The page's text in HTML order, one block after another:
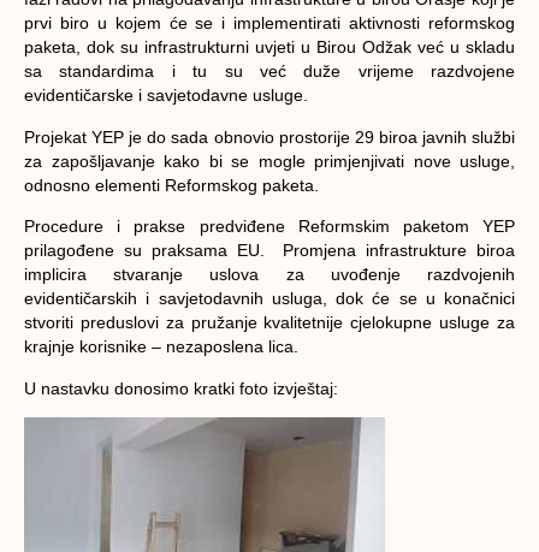
prvi biro u kojem će se i implementirati aktivnosti reformskog
paketa, dok su infrastrukturni uvjeti u Birou Odžak već u skladu
sa standardima i tu su već duže vrijeme razdvojene
evidentičarske i savjetodavne usluge.
Projekat YEP je do sada obnovio prostorije 29 biroa javnih službi
za zapošljavanje kako bi se mogle primjenjivati nove usluge,
odnosno elementi Reformskog paketa.
Procedure i prakse predviđene Reformskim paketom YEP
prilagođene su praksama EU. Promjena infrastrukture biroa
implicira stvaranje uslova za uvođenje razdvojenih
evidentičarskih i savjetodavnih usluga, dok će se u konačnici
stvoriti preduslovi za pružanje kvalitetnije cjelokupne usluge za
krajnje korisnike – nezaposlena lica.
U nastavku donosimo kratki foto izvještaj: